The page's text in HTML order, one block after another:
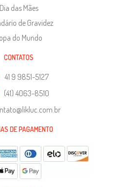
Dia das Mães
de Gravidez
do Mundo
CONTATOS
41 9 9851-5127
(41) 4063-8510
DE PAGAMENTO